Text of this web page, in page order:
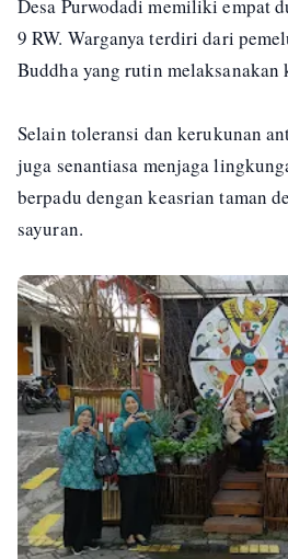
Desa Purwodadi memiliki empat
9 RW. Warganya terdiri dari
Buddha yang rutin melaksanakan
Selain toleransi dan kerukunan
juga senantiasa menjaga
berpadu dengan keasrian taman
sayuran.